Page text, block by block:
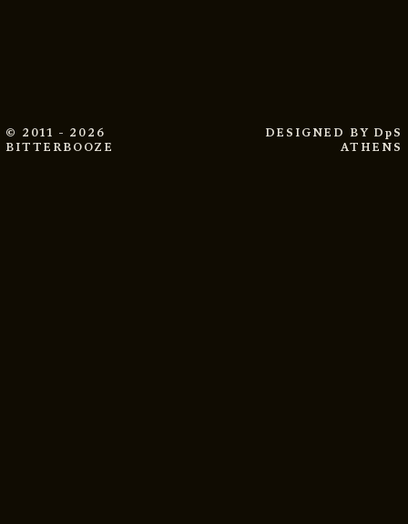
© 2011 - 2026
BITTERBOOZE
DESIGNED BY DpS
ATHENS